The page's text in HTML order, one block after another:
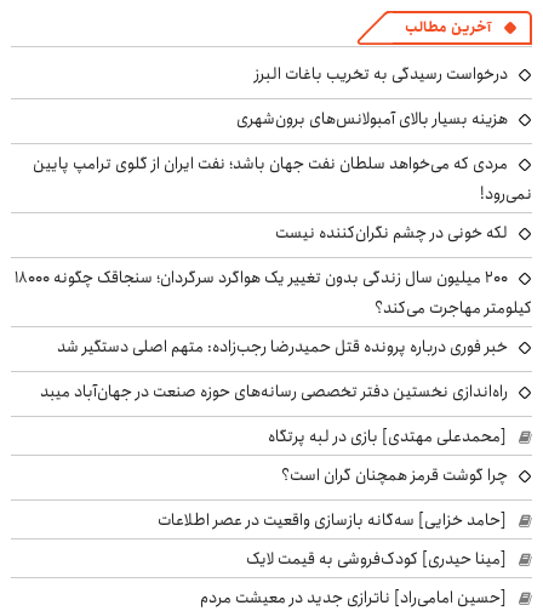
آخرین مطالب
درخواست رسیدگی به تخریب باغات البرز
هزینه بسیار بالای آمبولانس‌های برون‌شهری
مردی که می‌خواهد سلطان نفت جهان باشد؛ نفت ایران از گلوی ترامپ پایین
نمی‌رود!
لکه خونی در چشم نگران‌کننده نیست
۲۰۰ میلیون سال زندگی بدون تغییر یک هواگرد سرگردان؛ سنجاقک‌ چگونه ۱۸۰۰۰
کیلومتر مهاجرت می‌کند؟
خبر فوری درباره پرونده قتل حمیدرضا رجب‌زاده: متهم اصلی دستگیر شد
راه‌اندازی نخستین دفتر تخصصی رسانه‌های حوزه صنعت در جهان‌آباد میبد
[محمدعلی مهتدی] بازی در لبه پرتگاه
چرا گوشت قرمز همچنان گران است؟
[حامد خزایی] سه‌گانه بازسازی واقعیت در عصر اطلاعات
[مینا حیدری] کودک‌فروشی به قیمت لایک
[حسین امامی‌راد] ناترازی جدید در معیشت مردم